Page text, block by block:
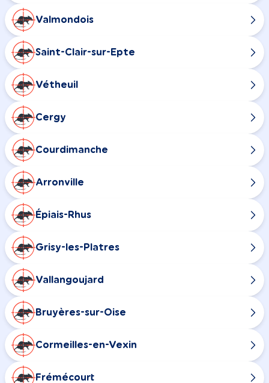
Valmondois
Saint-Clair-sur-Epte
Vétheuil
Cergy
Courdimanche
Arronville
Épiais-Rhus
Grisy-les-Platres
Vallangoujard
Bruyères-sur-Oise
Cormeilles-en-Vexin
Frémécourt